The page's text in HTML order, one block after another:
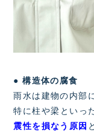
●構造体の腐食
雨水は建物の内部
特に柱や梁といっ
震性を損なう原因